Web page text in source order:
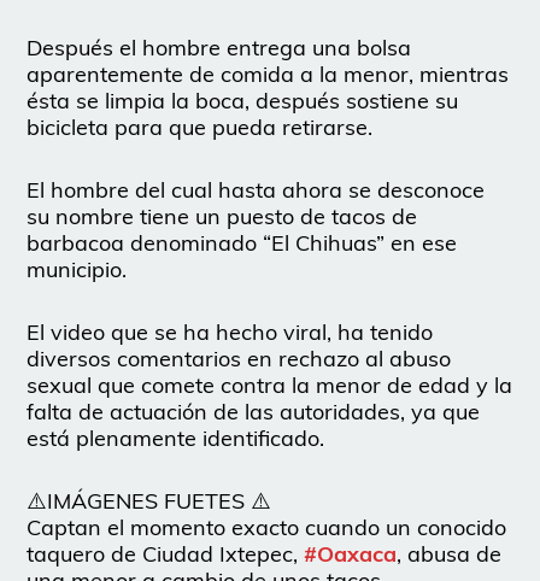
Después el hombre entrega una bolsa
aparentemente de comida a la menor, mientras
ésta se limpia la boca, después sostiene su
bicicleta para que pueda retirarse.
El hombre del cual hasta ahora se desconoce
su nombre tiene un puesto de tacos de
barbacoa denominado “El Chihuas” en ese
municipio.
El video que se ha hecho viral, ha tenido
diversos comentarios en rechazo al abuso
sexual que comete contra la menor de edad y la
falta de actuación de las autoridades, ya que
está plenamente identificado.
⚠️IMÁGENES FUETES ⚠️
Captan el momento exacto cuando un conocido
taquero de Ciudad Ixtepec,#Oaxaca, abusa de